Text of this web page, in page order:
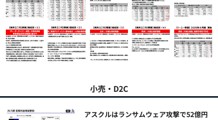
小売・D2C
アスクルはランサムウェア攻撃で52億円